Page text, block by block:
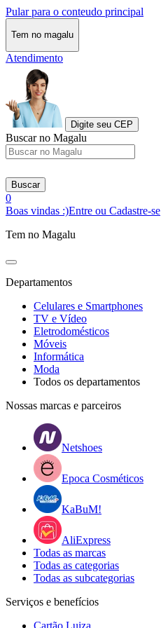
Pular para o conteudo principal
Tem no magalu
Atendimento
Digite seu CEP
Buscar no Magalu
Buscar
0
Boas vindas :)Entre ou Cadastre-se
Tem no Magalu
Departamentos
Celulares e Smartphones
TV e Vídeo
Eletrodomésticos
Móveis
Informática
Moda
Todos os departamentos
Nossas marcas e parceiros
Netshoes
Epoca Cosméticos
KaBuM!
AliExpress
Todas as marcas
Todas as categorias
Todas as subcategorias
Serviços e benefícios
Cartão Luiza